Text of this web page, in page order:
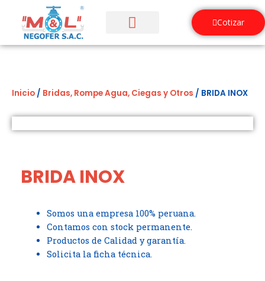
contenido
Cotizar
Inicio / Bridas, Rompe Agua, Ciegas y Otros / BRIDA INOX
BRIDA INOX
Somos una empresa 100% peruana.
Contamos con stock permanente.
Productos de Calidad y garantía.
Solicita la ficha técnica.